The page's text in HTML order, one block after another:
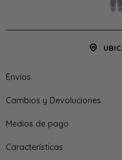
Envíos
Cambios y Devoluciones
Medios de pago
Características